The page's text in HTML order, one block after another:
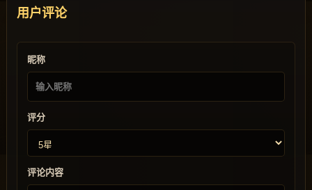
用户评论
昵称
评分
评论内容